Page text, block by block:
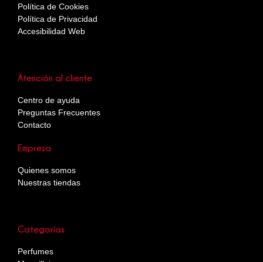
Categorías
Perfumes
Atención al cliente
Centro de ayuda
Preguntas Frecuentes
Contacto
Empresa
Quienes somos
Nuestras tiendas
Política de Cookies
Política de Privacidad
Accesibilidad Web